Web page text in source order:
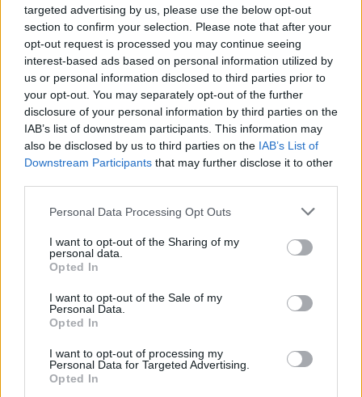
targeted advertising by us, please use the below opt-out
section to confirm your selection. Please note that after your
opt-out request is processed you may continue seeing
interest-based ads based on personal information utilized by
us or personal information disclosed to third parties prior to
your opt-out. You may separately opt-out of the further
disclosure of your personal information by third parties on the
IAB’s list of downstream participants. This information may
also be disclosed by us to third parties on the IAB’s List of
Downstream Participants that may further disclose it to other
Personal Data Processing Opt Outs
I want to opt-out of the Sharing of my
personal data.
Opted In
I want to opt-out of the Sale of my
Personal Data.
Opted In
I want to opt-out of processing my
Personal Data for Targeted Advertising.
Opted In
Ihmisen kauneus ei riipu ulkoisista tekijöistä,
mutta mallimaailmassa niillä on
Info
Lähetä uutisvinkki
RSS-ohje
Yhteistyössä
Tyyliniekka
Lifestyle
Matkailu
Viihde
Autot
Digi